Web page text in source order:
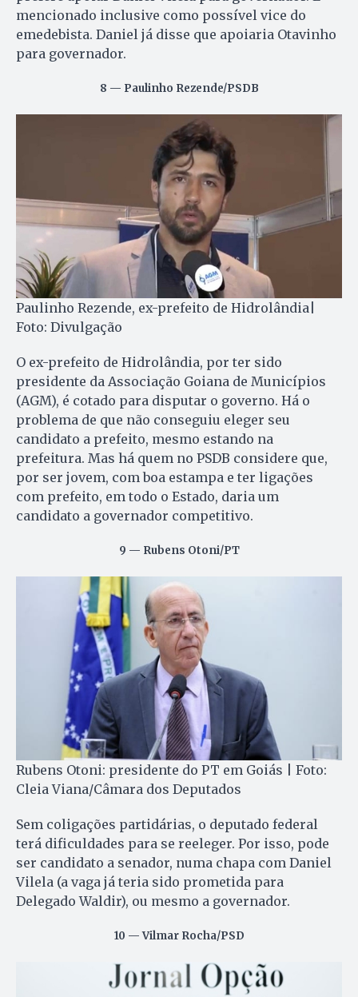
mencionado inclusive como possível vice do
emedebista. Daniel já disse que apoiaria Otavinho
para governador.
8 — Paulinho Rezende/PSDB
Paulinho Rezende, ex-prefeito de Hidrolândia|
Foto: Divulgação
O ex-prefeito de Hidrolândia, por ter sido
presidente da Associação Goiana de Municípios
(AGM), é cotado para disputar o governo. Há o
problema de que não conseguiu eleger seu
candidato a prefeito, mesmo estando na
prefeitura. Mas há quem no PSDB considere que,
por ser jovem, com boa estampa e ter ligações
com prefeito, em todo o Estado, daria um
candidato a governador competitivo.
9 — Rubens Otoni/PT
Rubens Otoni: presidente do PT em Goiás | Foto:
Cleia Viana/Câmara dos Deputados
Sem coligações partidárias, o deputado federal
terá dificuldades para se reeleger. Por isso, pode
ser candidato a senador, numa chapa com Daniel
Vilela (a vaga já teria sido prometida para
Delegado Waldir), ou mesmo a governador.
10 — Vilmar Rocha/PSD